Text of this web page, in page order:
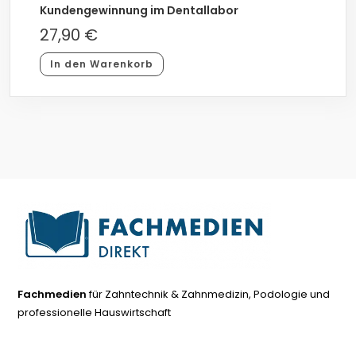
Kundengewinnung im Dentallabor
27,90 €
In den Warenkorb
Fachmedienfür Zahntechnik & Zahnmedizin, Podologie und
professionelle Hauswirtschaft